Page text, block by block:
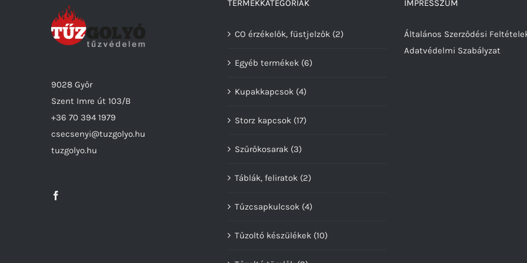
9028 Győr
Szent Imre út 103/B
+36 70 394 1979
csecsenyi@tuzgolyo.hu
tuzgolyo.hu
TERMÉKKATEGÓRIÁK
CO érzékelők, füstjelzők (2)
Egyéb termékek (6)
Kupakkapcsok (4)
Storz kapcsok (17)
Szűrőkosarak (3)
Táblák, feliratok (2)
Tűzcsapkulcsok (4)
Tűzoltó készülékek (10)
IMPRESSZUM
Általános Szerződési
Adatvédelmi Szabályzat